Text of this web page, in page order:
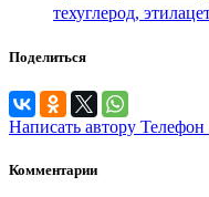
техуглерод,
Поделиться
Написать автору Телефон
Комментарии